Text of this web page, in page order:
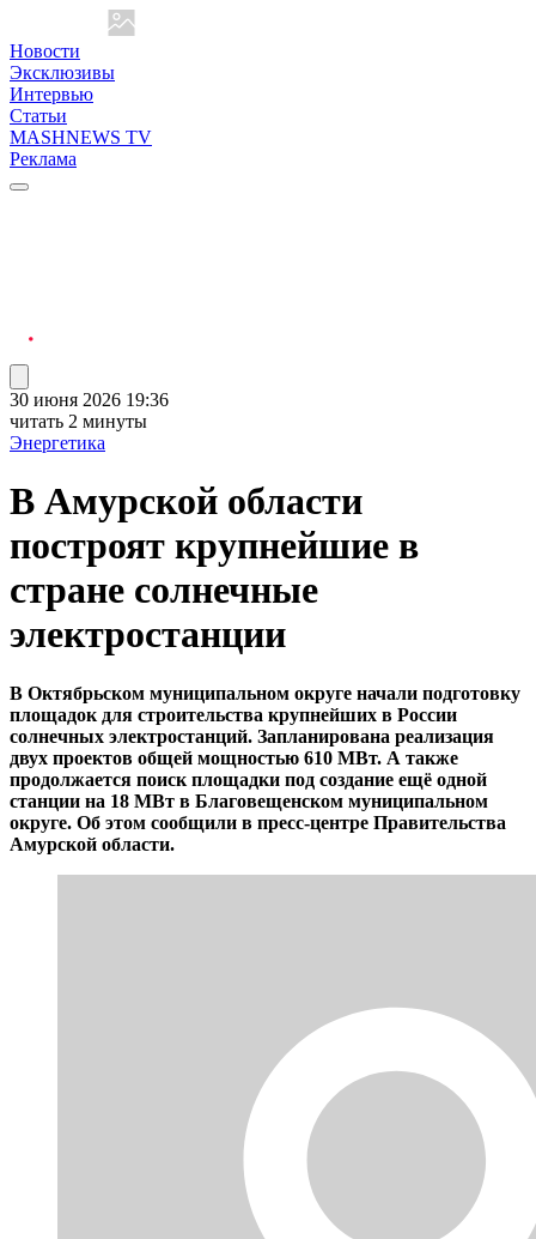
Новости
Эксклюзивы
Интервью
Статьи
MASHNEWS TV
Реклама
30 июня 2026 19:36
читать 2 минуты
Энергетика
В Амурской области
построят крупнейшие в
стране солнечные
электростанции
В Октябрьском муниципальном округе начали подготовку
площадок для строительства крупнейших в России
солнечных электростанций. Запланирована реализация
двух проектов общей мощностью 610 МВт. А также
продолжается поиск площадки под создание ещё одной
станции на 18 МВт в Благовещенском муниципальном
округе. Об этом сообщили в пресс-центре Правительства
Амурской области.